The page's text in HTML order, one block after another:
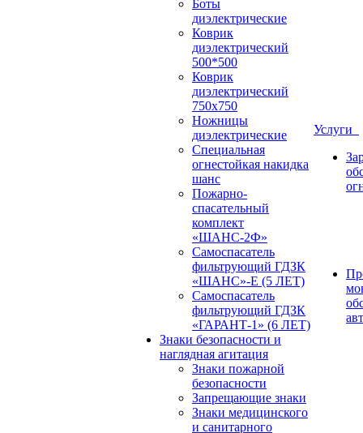
Боты
диэлектрические
Коврик
диэлектрический
500*500
Коврик
диэлектрический
750х750
Ножницы
диэлектрические
Специальная
огнестойкая накидка
шанс
Пожарно-
спасательный
комплект
«ШАНС-2Ф»
Самоспасатель
фильтрующий ГДЗК
«ШАНС»-Е (5 ЛЕТ)
Самоспасатель
фильтрующий ГДЗК
«ГАРАНТ-1» (6 ЛЕТ)
Знаки безопасности и
наглядная агитация
Знаки пожарной
безопасности
Запрещающие знаки
Знаки медицинского
и санитарного
Услуги